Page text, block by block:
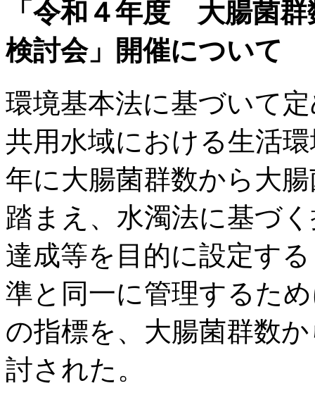
「令和４年度 大腸菌
検討会」開催について
環境基本法に基づいて
共用水域における生活
年に大腸菌群数から大
踏まえ、水濁法に基づ
達成等を目的に設定す
準と同一に管理するた
の指標を、大腸菌群数
討された。